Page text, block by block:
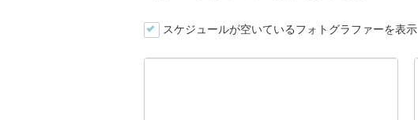
スケジュールが空いているフォトグラファーを表示